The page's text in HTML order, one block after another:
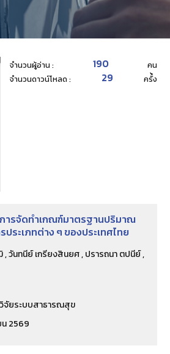
จำนวนผู้อ่าน : 190
คน
จำนวนดาวน์โหลด :
29 ครั้้ง
การจัดทำเกณฑ์มาตรฐานปริมาณ
ประเภทต่าง ๆ ของประเทศไทย
วันทนีย์ เกรียงสินยศ , ปรารถนา ตปนีย์ ,
จัยระบบสาธารณสุข
น 2569